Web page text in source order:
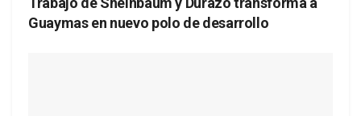
Guaymas en nuevo polo de desarrollo